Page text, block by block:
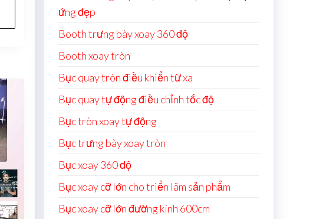
ứng đẹp
Booth trưng bày xoay 360 độ
Booth xoay tròn
Bục quay tròn điều khiển từ xa
Bục quay tự động điều chỉnh tốc độ
Bục tròn xoay tự động
Bục trưng bày xoay tròn
Bục xoay 360 độ
Bục xoay cỡ lớn cho triển lãm sản phẩm
Bục xoay cỡ lớn đường kính 600cm